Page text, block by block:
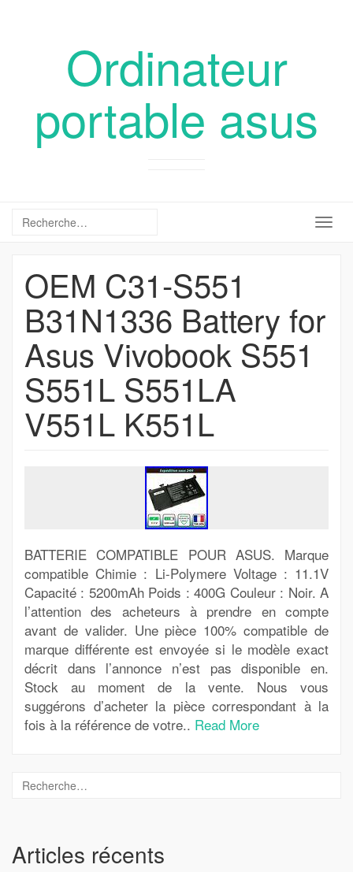
Ordinateur
portable asus
OEM C31-S551
B31N1336 Battery for
Asus Vivobook S551
S551L S551LA
V551L K551L
BATTERIE COMPATIBLE POUR ASUS. Marque
compatible Chimie : Li-Polymere Voltage : 11.1V
Capacité : 5200mAh Poids : 400G Couleur : Noir. A
l’attention des acheteurs à prendre en compte
avant de valider. Une pièce 100% compatible de
marque différente est envoyée si le modèle exact
décrit dans l’annonce n’est pas disponible en.
Stock au moment de la vente. Nous vous
suggérons d’acheter la pièce correspondant à la
fois à la référence de votre.. Read More
Articles récents